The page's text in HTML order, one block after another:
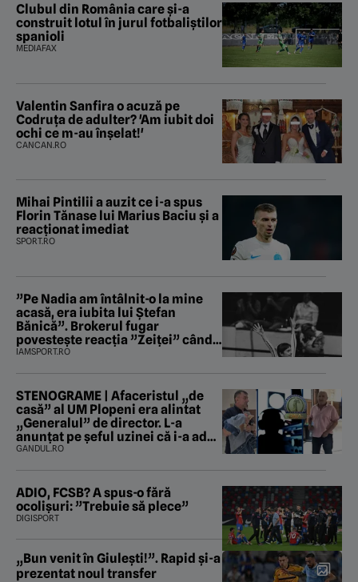
Clubul din România care și-a
construit lotul în jurul fotbaliștilor
spanioli
MEDIAFAX
Valentin Sanfira o acuză pe
Codruța de adulter? 'Am iubit doi
ochi ce m-au înșelat!'
CANCAN.RO
Mihai Pintilii a auzit ce i-a spus
Florin Tănase lui Marius Baciu și a
reacționat imediat
SPORT.RO
”Pe Nadia am întâlnit-o la mine
acasă, era iubita lui Ștefan
Bănică”. Brokerul fugar
povestește reacția ”Zeiței” când
i-a intrat în baie
IAMSPORT.RO
STENOGRAME | Afaceristul „de
casă” al UM Plopeni era alintat
„Generalul” de director. L-a
anunțat pe șeful uzinei că i-a adus
„subțireanu, așa”
GANDUL.RO
ADIO, FCSB? A spus-o fără
ocolișuri: ”Trebuie să plece”
DIGISPORT
„Bun venit în Giulești!”. Rapid și-a
prezentat noul transfer